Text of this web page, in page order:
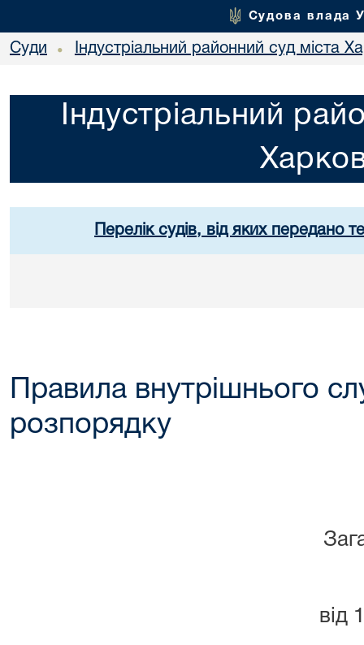
Судова влада
Суди • Індустріальний районний суд міста
Індустріальний
Перелік судів, від яких передано
Правила внутрішнього
розпорядку
від